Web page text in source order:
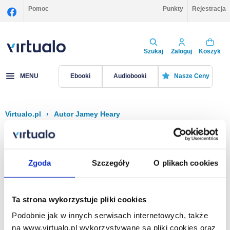
Zgoda Szczegóły O plikach cookies
Ta strona wykorzystuje pliki cookies
Podobnie jak w innych serwisach internetowych, także
na www.virtualo.pl wykorzystywane są pliki cookies oraz
Pomoc Punkty Rejestracja
Szukaj Zaloguj Koszyk
MENU Ebooki Audiobooki Nasze Ceny
Virtualo.pl › Autor Jamey Heary
Filtruj Sortuj
Na stronie